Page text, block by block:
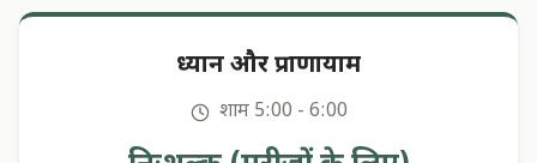
ध्यान और प्राणायाम
शाम 5:00 - 6:00